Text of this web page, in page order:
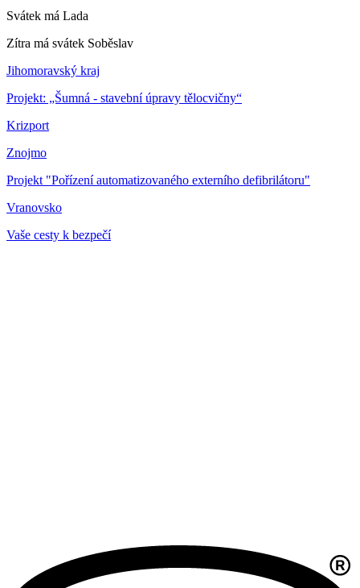
Svátek má Lada
Zítra má svátek Soběslav
Jihomoravský kraj
Projekt: „Šumná - stavební úpravy tělocvičny“
Krizport
Znojmo
Projekt "Pořízení automatizovaného externího defibrilátoru"
Vranovsko
Vaše cesty k bezpečí